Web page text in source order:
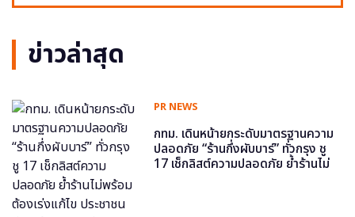
ข่าวล่าสุด
PR NEWS
กทม. เดินหน้ายกระดับมาตรฐานความ
ปลอดภัย “ร้านกึ่งผับบาร์” ทั่วกรุง ชู
17 เช็กลิสต์ความปลอดภัย ย้ำร้านไม่